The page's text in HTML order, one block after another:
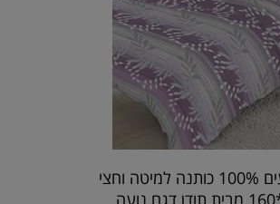
סט מצעים 100% כותנה למיטה וחצי